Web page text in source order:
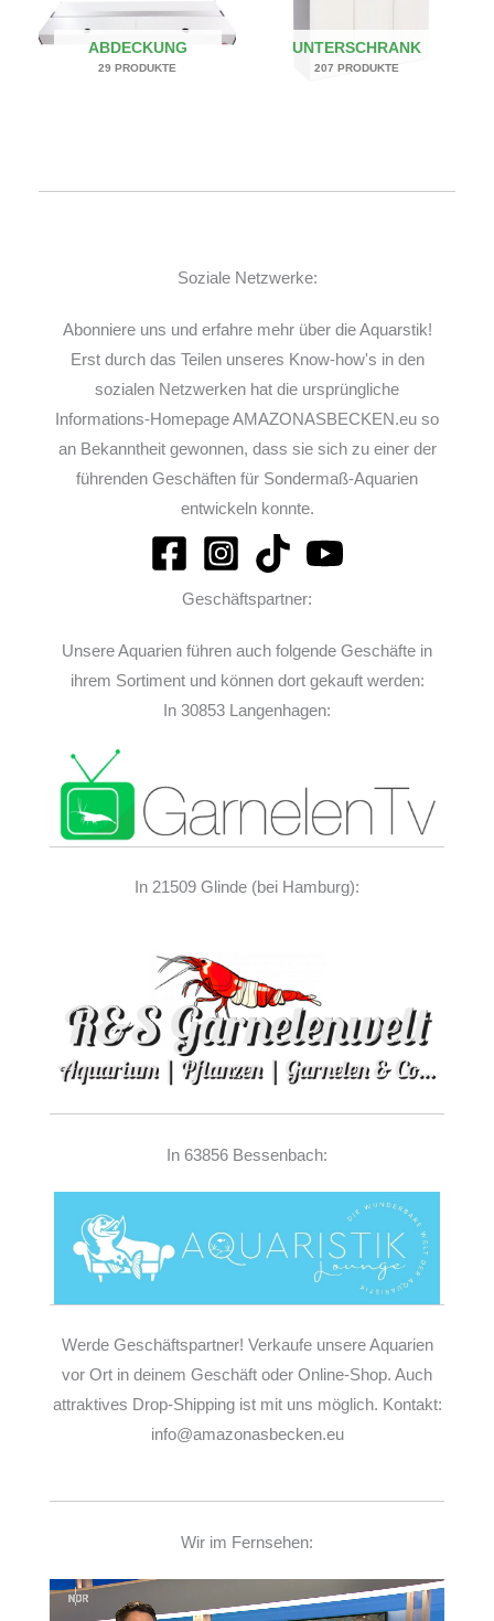
ABDECKUNG
29 PRODUKTE
UNTERSCHRANK
207 PRODUKTE
Soziale Netzwerke:
Abonniere uns und erfahre mehr über die Aquarstik!
Erst durch das Teilen unseres Know-how's in den
sozialen Netzwerken hat die ursprüngliche
Informations-Homepage AMAZONASBECKEN.eu so
an Bekanntheit gewonnen, dass sie sich zu einer der
führenden Geschäften für Sondermaß-Aquarien
entwickeln konnte.
Geschäftspartner:
Unsere Aquarien führen auch folgende Geschäfte in
ihrem Sortiment und können dort gekauft werden:
In 30853 Langenhagen:
In 21509 Glinde (bei Hamburg):
In 63856 Bessenbach:
Werde Geschäftspartner! Verkaufe unsere Aquarien
vor Ort in deinem Geschäft oder Online-Shop. Auch
attraktives Drop-Shipping ist mit uns möglich. Kontakt:
info@amazonasbecken.eu
Wir im Fernsehen: